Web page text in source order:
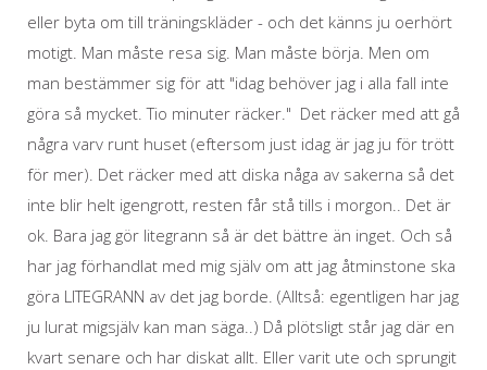
eller byta om till träningskläder - och det känns ju oerhört
motigt. Man måste resa sig. Man måste börja. Men om
man bestämmer sig för att "idag behöver jag i alla fall inte
göra så mycket. Tio minuter räcker." Det räcker med att gå
några varv runt huset (eftersom just idag är jag ju för trött
för mer). Det räcker med att diska någa av sakerna så det
inte blir helt igengrott, resten får stå tills i morgon.. Det är
ok. Bara jag gör litegrann så är det bättre än inget. Och så
har jag förhandlat med mig själv om att jag åtminstone ska
göra LITEGRANN av det jag borde. (Alltså: egentligen har jag
ju lurat migsjälv kan man säga..) Då plötsligt står jag där en
kvart senare och har diskat allt. Eller varit ute och sprungit